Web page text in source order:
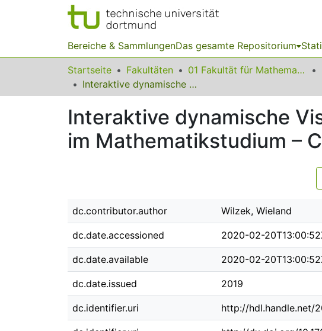
Bereiche & SammlungenDas gesamte Repositorium
Startseite Fakultäten 01 Fakultät für Mathematik
Interaktive dynamische Visualisierungen als Unterstützungsangebot im Mathematikstudium – Chancen und Gefahren der Anschauung
Interaktive dynamische
im Mathematikstudium –
dc.contributor.author Wilzek, Wieland
dc.date.accessioned 2020-02-
dc.date.available 2020-02-
dc.date.issued 2019
dc.identifier.uri http://hdl.handle.net/